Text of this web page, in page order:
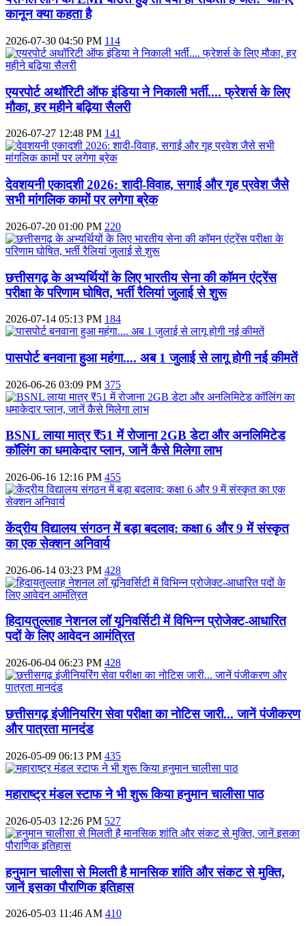
कानून क्या कहता है
2026-07-30 04:50 PM 114
एयरपोर्ट अथॉरिटी ऑफ इंडिया ने निकाली भर्ती.... फ्रेशर्स के लिए
मौका, हर महीने बढ़िया सैलरी
2026-07-27 12:48 PM 141
देवशयनी एकादशी 2026: शादी-विवाह, सगाई और गृह प्रवेश जैसे
सभी मांगलिक कामों पर लगेगा ब्रेक
2026-07-20 01:00 PM 220
छत्तीसगढ़ के अभ्यर्थियों के लिए भारतीय सेना की कॉमन एंट्रेंस
परीक्षा के परिणाम घोषित, भर्ती रैलियां जुलाई से शुरू
2026-07-14 05:13 PM 184
पासपोर्ट बनवाना हुआ महंगा.... अब 1 जुलाई से लागू होगी नई कीमतें
2026-06-26 03:09 PM 375
BSNL लाया मात्र ₹51 में रोजाना 2GB डेटा और अनलिमिटेड
कॉलिंग का धमाकेदार प्लान, जानें कैसे मिलेगा लाभ
2026-06-16 12:16 PM 455
केंद्रीय विद्यालय संगठन में बड़ा बदलाव: कक्षा 6 और 9 में संस्कृत
का एक सेक्शन अनिवार्य
2026-06-14 03:23 PM 428
हिदायतुल्लाह नेशनल लॉ यूनिवर्सिटी में विभिन्न प्रोजेक्ट-आधारित
पदों के लिए आवेदन आमंत्रित
2026-06-04 06:23 PM 428
छत्तीसगढ़ इंजीनियरिंग सेवा परीक्षा का नोटिस जारी... जानें पंजीकरण
और पात्रता मानदंड
2026-05-09 06:13 PM 435
महाराष्ट्र मंडल स्टाफ ने भी शुरू किया हनुमान चालीसा पाठ
2026-05-03 12:26 PM 527
हनुमान चालीसा से मिलती है मानसिक शांति और संकट से मुक्ति,
जानें इसका पौराणिक इतिहास
2026-05-03 11:46 AM 410